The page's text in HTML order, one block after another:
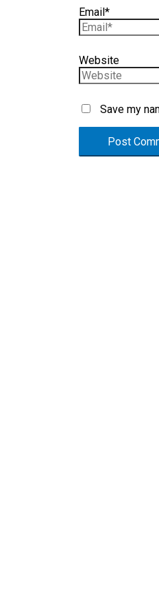
Email*
Website
Save my